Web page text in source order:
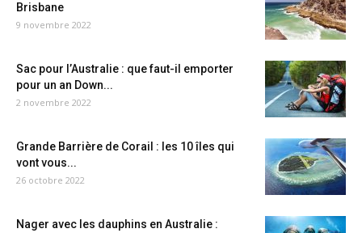
Brisbane
9 novembre 2022
Sac pour l’Australie : que faut-il emporter
pour un an Down...
2 novembre 2022
Grande Barrière de Corail : les 10 îles qui
vont vous...
26 octobre 2022
Nager avec les dauphins en Australie :